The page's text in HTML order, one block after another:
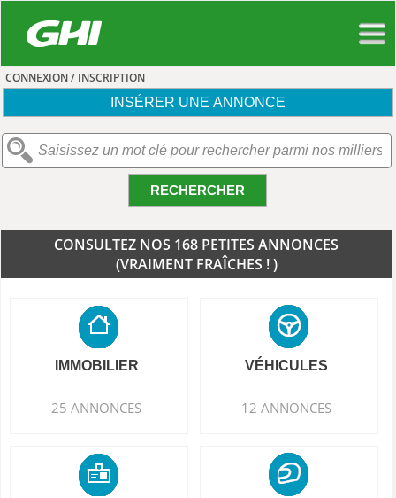
CONNEXION / INSCRIPTION
CONSULTEZ NOS 168 PETITES ANNONCES
(VRAIMENT FRAÎCHES ! )
IMMOBILIER
25 ANNONCES
VÉHICULES
12 ANNONCES
INSÉRER UNE ANNONCE
RECHERCHER